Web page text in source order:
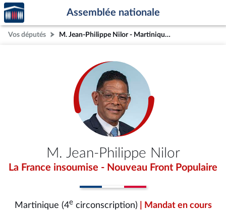
Aller au contenu
Aller en bas de la page
Accèder
à la
page
d'accueil
Assemblée nationale
Vos députés M. Jean-Philippe Nilor - Martinique (4e circonscription)
M. Jean-Philippe Nilor
La France insoumise - Nouveau Front Populaire
Martinique (4ecirconscription) | Mandat en cours